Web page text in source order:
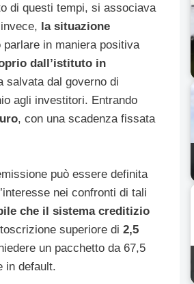
di questi tempi, si associava
la situazione
in maniera positiva
dall’istituto in
salvata dal governo di
agli investitori. Entrando
, con una scadenza fissata
può essere definita
nei confronti di tali
che il sistema creditizio
superiore di 2,5
un pacchetto da 67,5
in default.